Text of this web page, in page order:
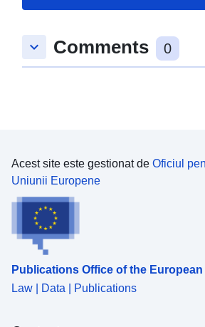
keyboard_arrow_down Comments 0
Acest site este gestionat de Oficiul
Uniunii Europene
Publications Office of the
Law | Data | Publications